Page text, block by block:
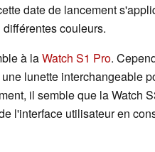
date de lancement
couleurs.
à laWatch S1 Pro.
lunette interchangeable
il semble que la Watch
l'interface utilisateur en